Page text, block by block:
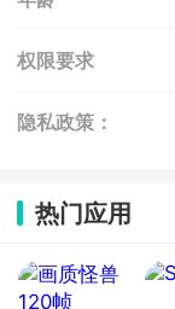
权限要求
隐私政策：
热门应用